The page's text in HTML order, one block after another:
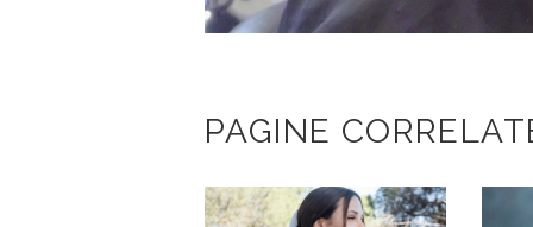
PAGINE